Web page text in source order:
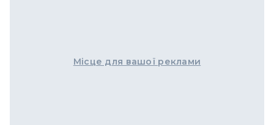
Місце для вашої реклами